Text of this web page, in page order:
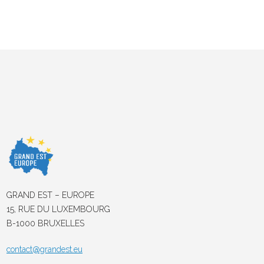
GRAND EST – EUROPE
15, RUE DU LUXEMBOURG
B-1000 BRUXELLES
contact@grandest.eu